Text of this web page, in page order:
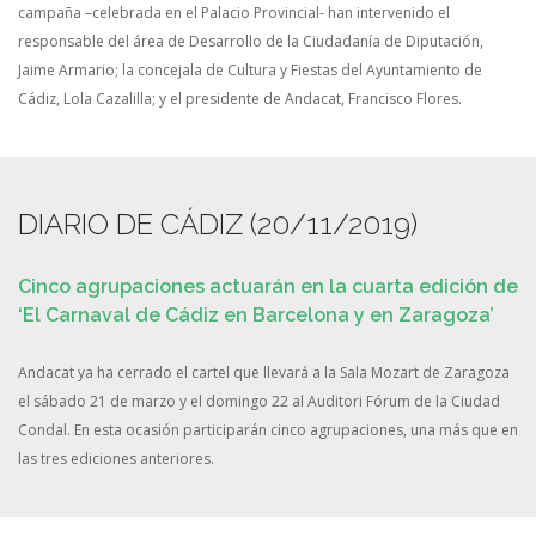
campaña –celebrada en el Palacio Provincial- han intervenido el
responsable del área de Desarrollo de la Ciudadanía de Diputación,
Jaime Armario; la concejala de Cultura y Fiestas del Ayuntamiento de
Cádiz, Lola Cazalilla; y el presidente de Andacat, Francisco Flores.
DIARIO DE CÁDIZ (20/11/2019)
Cinco agrupaciones actuarán en la cuarta edición de
‘El Carnaval de Cádiz en Barcelona y en Zaragoza’
Andacat ya ha cerrado el cartel que llevará a la Sala Mozart de Zaragoza
el sábado 21 de marzo y el domingo 22 al Auditori Fórum de la Ciudad
Condal. En esta ocasión participarán cinco agrupaciones, una más que en
las tres ediciones anteriores.